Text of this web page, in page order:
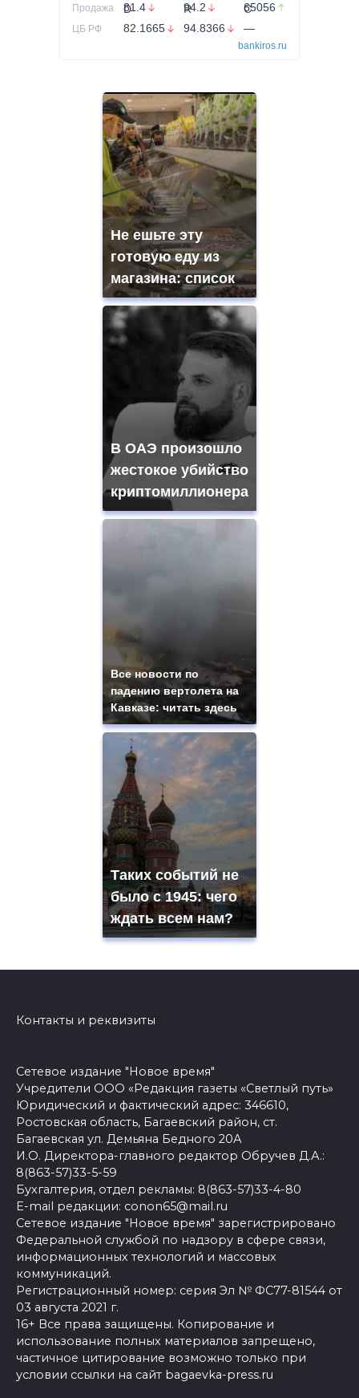
Продажа 81.4 94.2 65056
ЦБ РФ 82.1665 94.8366 —
bankiros.ru
Не ешьте эту
готовую еду из
магазина: список
В ОАЭ произошло
жестокое убийство
криптомиллионера
Все новости по
падению вертолета на
Кавказе: читать здесь
Таких событий не
было с 1945: чего
ждать всем нам?
Контакты и реквизиты
Сетевое издание "Новое время"
Учредители ООО «Редакция газеты «Светлый путь»
Юридический и фактический адрес: 346610,
Ростовская область, Багаевский район, ст.
Багаевская ул. Демьяна Бедного 20А
И.О. Директора-главного редактор Обручев Д.А.:
8(863-57)33-5-59
Бухгалтерия, отдел рекламы: 8(863-57)33-4-80
E-mail редакции: conon65@mail.ru
Сетевое издание "Новое время" зарегистрировано
Федеральной службой по надзору в сфере связи,
информационных технологий и массовых
коммуникаций.
Регистрационный номер: серия Эл № ФС77-81544 от
03 августа 2021 г.
16+ Все права защищены. Копирование и
использование полных материалов запрещено,
частичное цитирование возможно только при
условии ссылки на сайт bagaevka-press.ru